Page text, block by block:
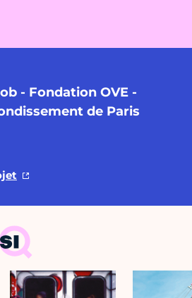
- Fondation OVE -
de Paris